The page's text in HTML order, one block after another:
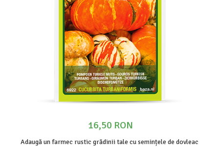
Bulbi de Gaillardia (Kokarda)
Bulbi de Irisi - Stanjenel
Bulbi de Leucanthemum
Bulbi de Ranunculus
Păr - Pyrus communis
Smochini - Ficus carica
16,50 RON
Adaugă un farmec rustic grădinii tale cu semințele de dovleac